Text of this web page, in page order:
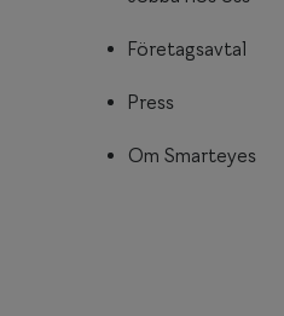
Företagsavtal
Press
Om Smarteyes